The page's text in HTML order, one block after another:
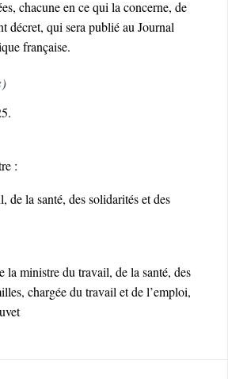
chacune en ce qui la concerne, de
décret, qui sera publié au Journal
française.
:
de la santé, des solidarités et des
la ministre du travail, de la santé, des
chargée du travail et de l’emploi,